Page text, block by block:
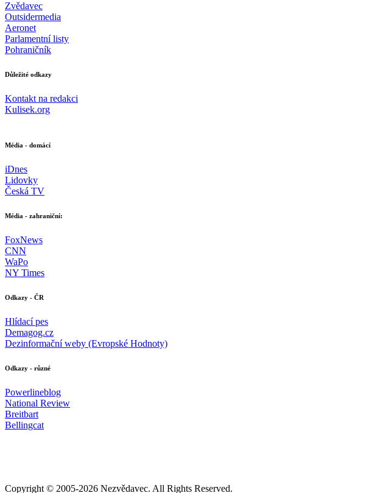
Zvědavec
Outsidermedia
Aeronet
Parlamentní listy
Pohraničník
Důležité odkazy
Kontakt na redakci
Kulisek.org
Média - domácí
iDnes
Lidovky
Česká TV
Média - zahraniční:
FoxNews
CNN
WaPo
NY Times
Odkazy - ČR
Hlídací pes
Demagog.cz
Dezinformační weby (Evropské Hodnoty)
Odkazy - různé
Powerlineblog
National Review
Breitbart
Bellingcat
Copyright © 2005-2026 Nezvědavec. All Rights Reserved.